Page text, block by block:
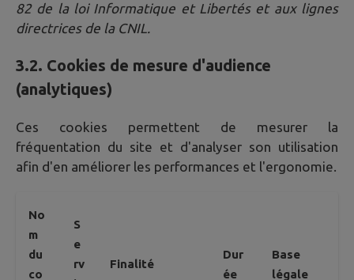
82 de la loi Informatique et Libertés et aux lignes
directrices de la CNIL.
3.2. Cookies de mesure d'audience
(analytiques)
Ces cookies permettent de mesurer la
fréquentation du site et d'analyser son utilisation
afin d'en améliorer les performances et l'ergonomie.
No
m
du
co
S
e
rv
Finalité
Dur
ée
Base
légale